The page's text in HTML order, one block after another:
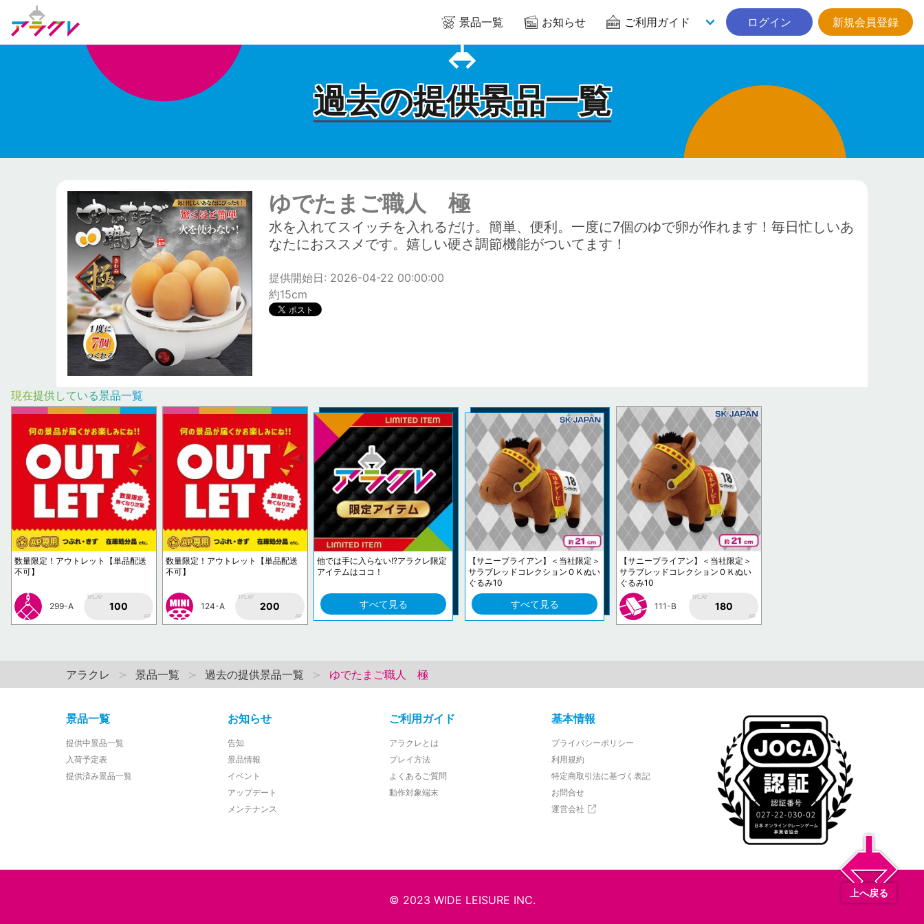
景品一覧 お知らせ ご利用ガイド ログイン 新規会員登録
過去の提供景品一覧
ゆでたまご職人 極
水を入れてスイッチを入れるだけ。簡単、便利。一度に7個のゆで卵が作れます！毎日忙しいあ
なたにおススメです。嬉しい硬さ調節機能がついてます！
提供開始日: 2026-04-22 00:00:00
約15cm
現在提供している景品一覧
数量限定！アウトレット【単品配送
不可】
299-A
1PLAY
100
AP
数量限定！アウトレット【単品配送
不可】
124-A
1PLAY
200
AP
他では手に入らない!?アラクレ限定
アイテムはココ！
すべて見る
【サニーブライアン】＜当社限定＞
サラブレッドコレクションＯＫぬい
ぐるみ10
すべて見る
【サニーブライアン】＜当社限定＞
サラブレッドコレクションＯＫぬい
ぐるみ10
111-B
1PLAY
180
AP
アラクレ 景品一覧 過去の提供景品一覧 ゆでたまご職人 極
景品一覧
提供中景品一覧
入荷予定表
提供済み景品一覧
お知らせ
告知
景品情報
イベント
アップデート
メンテナンス
ご利用ガイド
アラクレとは
プレイ方法
よくあるご質問
動作対象端末
基本情報
プライバシーポリシー
利用規約
特定商取引法に基づく表記
お問合せ
運営会社
© 2023 WIDE LEISURE INC.
上へ戻る